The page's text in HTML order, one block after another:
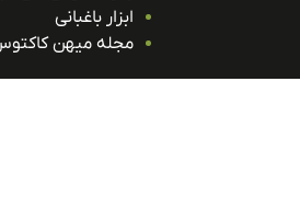
ابزار باغبانی
مجله میهن